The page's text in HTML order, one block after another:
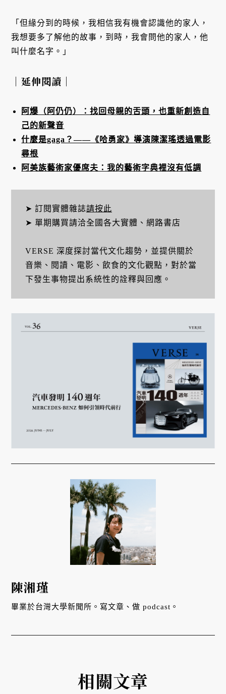
「但緣分到的時候，我相信我有機會認識他的家人，
我想要多了解他的故事，到時，我會問他的家人，他
叫什麼名字。」
｜延伸閱讀｜
阿爆（阿仍仍）：找回母親的舌頭，也重新創造自
己的新聲音
什麼是gaga？——《哈勇家》導演陳潔瑤透過電影
尋根
阿美族藝術家優席夫：我的藝術字典裡沒有低調
➤ 訂閱實體雜誌請按此
➤ 單期購買請洽全國各大實體、網路書店
VERSE 深度探討當代文化趨勢，並提供關於
音樂、閱讀、電影、飲食的文化觀點，對於當
下發生事物提出系統性的詮釋與回應。
陳湘瑾
畢業於台灣大學新聞所。寫文章、做 podcast。
相關文章